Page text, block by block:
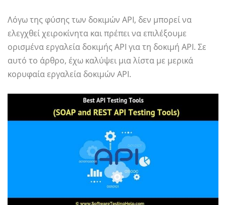
Λόγω της φύσης των δοκιμών API, δεν μπορεί να
ελεγχθεί χειροκίνητα και πρέπει να επιλέξουμε
ορισμένα εργαλεία δοκιμής API για τη δοκιμή API. Σε
αυτό το άρθρο, έχω καλύψει μια λίστα με μερικά
κορυφαία εργαλεία δοκιμών API.